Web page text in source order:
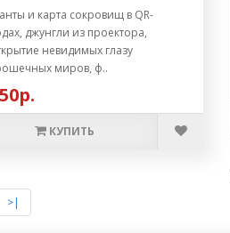
и карта сокровищ в QR-
джунгли из проектора,
невидимых глазу
миров, ф..
КУПИТЬ
>|